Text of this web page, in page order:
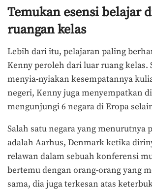
Temukan esensi belajar
ruangan kelas
Lebih dari itu, pelajaran paling
Kenny peroleh dari luar ruang kelas.
menyia-nyiakan kesempatannya
negeri, Kenny juga menyempatkan
mengunjungi 6 negara di Eropa
Salah satu negara yang menurutnya
adalah Aarhus, Denmark ketika
relawan dalam sebuah konferensi
bertemu dengan orang-orang yang
sama, dia juga terkesan atas